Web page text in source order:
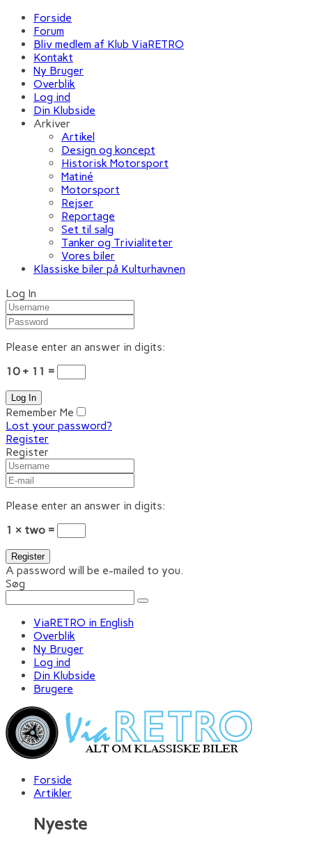
Forside
Forum
Bliv medlem af Klub ViaRETRO
Kontakt
Ny Bruger
Overblik
Log ind
Din Klubside
Arkiver
Artikel
Design og koncept
Historisk Motorsport
Matiné
Motorsport
Rejser
Reportage
Set til salg
Tanker og Trivialiteter
Vores biler
Klassiske biler på Kulturhavnen
Log In
Please enter an answer in digits:
10 + 11 =
Remember Me
Lost your password?
Register
Register
Please enter an answer in digits:
1 × two =
A password will be e-mailed to you.
Søg
ViaRETRO in English
Overblik
Ny Bruger
Log ind
Din Klubside
Brugere
Forside
Artikler
Nyeste